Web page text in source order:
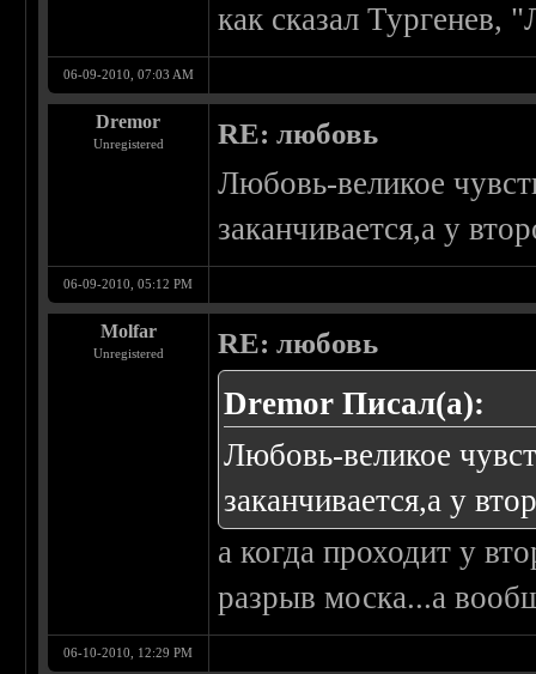
как сказал Тургенев,
06-09-2010, 07:03 AM
Dremor
Unregistered RE: любовь
Любовь-великое
заканчивается,а у
06-09-2010, 05:12 PM
Molfar
Unregistered RE: любовь
Dremor Писал(а):
Любовь-великое
заканчивается,а у
а когда проходит у
разрыв моска...а
06-10-2010, 12:29 PM